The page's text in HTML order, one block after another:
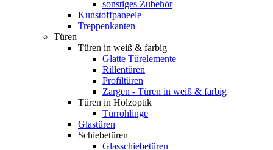
sonstiges Zubehör
Kunstoffpaneele
Treppenkanten
Türen
Türen in weiß & farbig
Glatte Türelemente
Rillentüren
Profiltüren
Zargen - Türen in weiß & farbig
Türen in Holzoptik
Türrohlinge
Glastüren
Schiebetüren
Glasschiebetüren